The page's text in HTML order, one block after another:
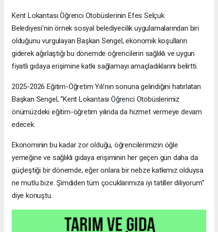
Kent Lokantası Öğrenci Otobüslerinin Efes Selçuk
Belediyesi’nin örnek sosyal belediyecilik uygulamalarından biri
olduğunu vurgulayan Başkan Sengel, ekonomik koşulların
giderek ağırlaştığı bu dönemde öğrencilerin sağlıklı ve uygun
fiyatlı gıdaya erişimine katkı sağlamayı amaçladıklarını belirtti.
2025-2026 Eğitim-Öğretim Yılı’nın sonuna gelindiğini hatırlatan
Başkan Sengel, “Kent Lokantası Öğrenci Otobüslerimiz
önümüzdeki eğitim-öğretim yılında da hizmet vermeye devam
edecek.
Ekonominin bu kadar zor olduğu, öğrencilerimizin öğle
yemeğine ve sağlıklı gıdaya erişiminin her geçen gün daha da
güçleştiği bir dönemde, eğer onlara bir nebze katkımız olduysa
ne mutlu bize. Şimdiden tüm çocuklarımıza iyi tatiller diliyorum”
diye konuştu.